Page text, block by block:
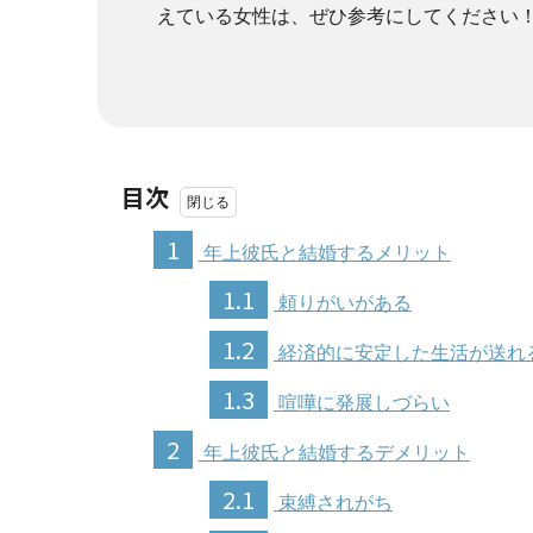
えている女性は、ぜひ参考にしてください
目次
1
年上彼氏と結婚するメリット
1.1 頼りがいがある
1.2 経済的に安定した生活が送れ
1.3 喧嘩に発展しづらい
2 年上彼氏と結婚するデメリット
2.1 束縛されがち